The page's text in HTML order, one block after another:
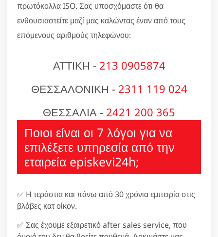
πρωτόκολλα ISO. Σας υποσχόμαστε ότι θα
ενθουσιαστείτε μαζί μας καλώντας έναν από τους
επόμενους αριθμούς τηλεφώνου:
ΑΤΤΙΚΗ - 213 0905874
ΘΕΣΣΑΛΟΝΙΚΗ - 2311 119 024
ΘΕΣΣΑΛΙΑ - 2421 200 365
Ποιοι είναι οι 7 λόγοι για να
επιλέξετε υπηρεσία από την
εταιρεία episkevi24h;
✅ H τεράστια και πάνω από 30 χρόνια εμπειρία στις
βλάβες κατ οίκον.
✅ Σας έχουμε εξαιρετικό after sales service, που